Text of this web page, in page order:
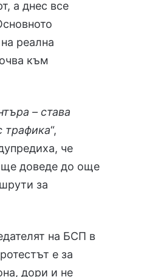
а днес все
реална
към
– става
трафика“,
че
ще доведе до още
за
на БСП в
е за
дори и не